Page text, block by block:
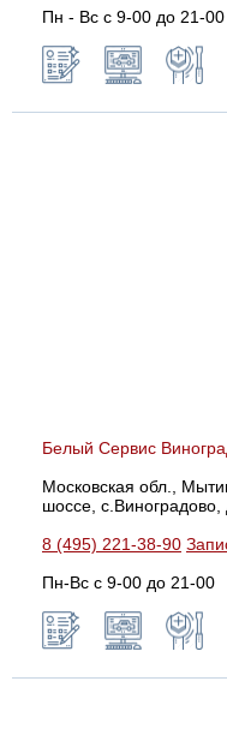
Пн - Вс с 9-00 до 21-00
Белый Сервис
Московская обл.,
шоссе,
8 (495) 221-38-90
Пн-Вс с 9-00 до 21-00